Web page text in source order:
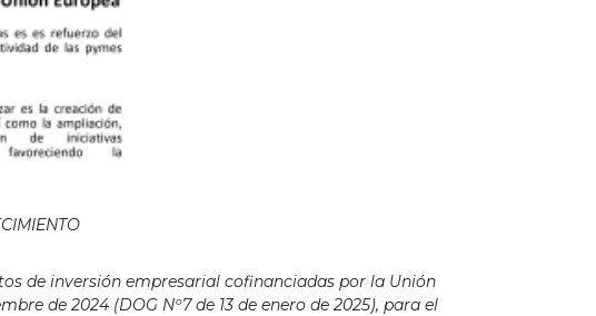
de inversión empresarial cofinanciadas por la Unión
de 2024 (DOG Nº7 de 13 de enero de 2025), para el